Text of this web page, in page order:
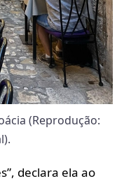
(Reprodução:
declara ela ao